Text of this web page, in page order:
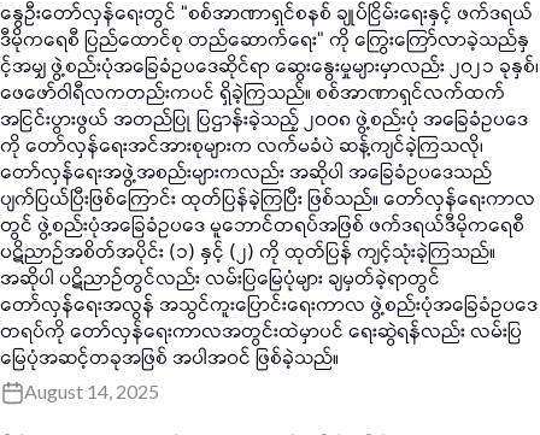
နွေဦးတော်လှန်ရေးတွင် “စစ်အာဏာရှင်စနစ် ချုပ်ငြိမ်းရေးနှင့် ဖက်ဒရယ်
ဒီမိုကရေစီ ပြည်ထောင်စု တည်ဆောက်ရေး” ကို ကြွေးကြော်လာခဲ့သည်နှ
င့်အမျှ ဖွဲ့စည်းပုံအခြေခံဥပဒေဆိုင်ရာ ဆွေးနွေးမှုများမှာလည်း ၂၀၂၁ ခုနှစ်၊
ဖေဖော်ဝါရီလကတည်းကပင် ရှိခဲ့ကြသည်။ စစ်အာဏာရှင်လက်ထက်
အငြင်းပွားဖွယ် အတည်ပြု ပြဌာန်းခဲ့သည့် ၂၀၀၈ ဖွဲ့စည်းပုံ အခြေခံဥပဒေ
ကို တော်လှန်ရေးအင်အားစုများက လက်မခံပဲ ဆန့်ကျင်ခဲ့ကြသလို၊
တော်လှန်ရေးအဖွဲ့အစည်းများကလည်း အဆိုပါ အခြေခံဥပဒေသည်
ပျက်ပြယ်ပြီးဖြစ်ကြောင်း ထုတ်ပြန်ခဲ့ကြပြီး ဖြစ်သည်။ တော်လှန်ရေးကာလ
တွင် ဖွဲ့စည်းပုံအခြေခံဥပဒေ မူဘောင်တရပ်အဖြစ် ဖက်ဒရယ်ဒီမိုကရေစီ
ပဋိညာဉ်အစိတ်အပိုင်း (၁) နှင့် (၂) ကို ထုတ်ပြန် ကျင့်သုံးခဲ့ကြသည်။
အဆိုပါ ပဋိညာဉ်တွင်လည်း လမ်းပြမြေပုံများ ချမှတ်ခဲ့ရာတွင်
တော်လှန်ရေးအလွန် အသွင်ကူးပြောင်းရေးကာလ ဖွဲ့စည်းပုံအခြေခံဥပဒေ
တရပ်ကို တော်လှန်ရေးကာလအတွင်းထဲမှာပင် ရေးဆွဲရန်လည်း လမ်းပြ
မြေပုံအဆင့်တခုအဖြစ် အပါအဝင် ဖြစ်ခဲ့သည်။
August 14, 2025